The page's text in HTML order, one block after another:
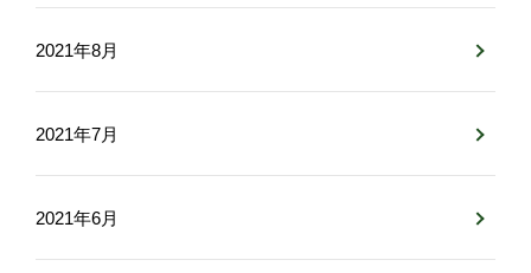
2021年8月
2021年7月
2021年6月